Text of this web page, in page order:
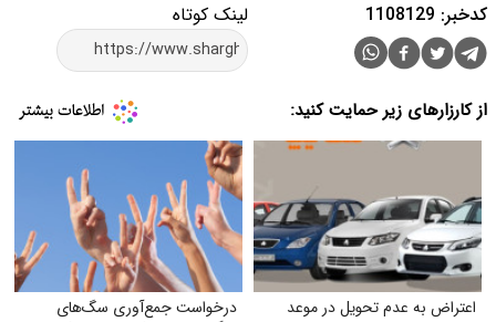
لینک کوتاه کدخبر: 1108129
از کارزارهای زیر حمایت کنید:
اعتراض به عدم تحویل در موعد
درخواست جمع‌آوری سگ‌های